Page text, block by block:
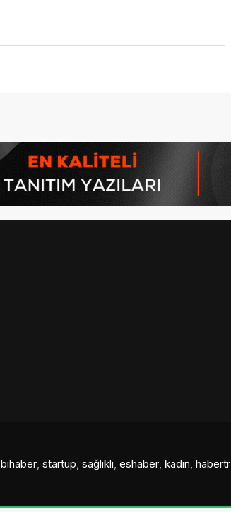
bihaber, startup, sağlıklı, eshaber, kadın, habertr